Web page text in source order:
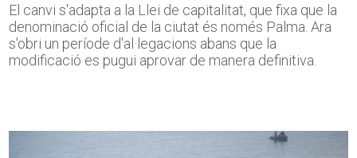
El canvi s'adapta a la Llei de capitalitat, que fixa que la
denominació oficial de la ciutat és només Palma. Ara
s'obri un període d'al·legacions abans que la
modificació es pugui aprovar de manera definitiva.